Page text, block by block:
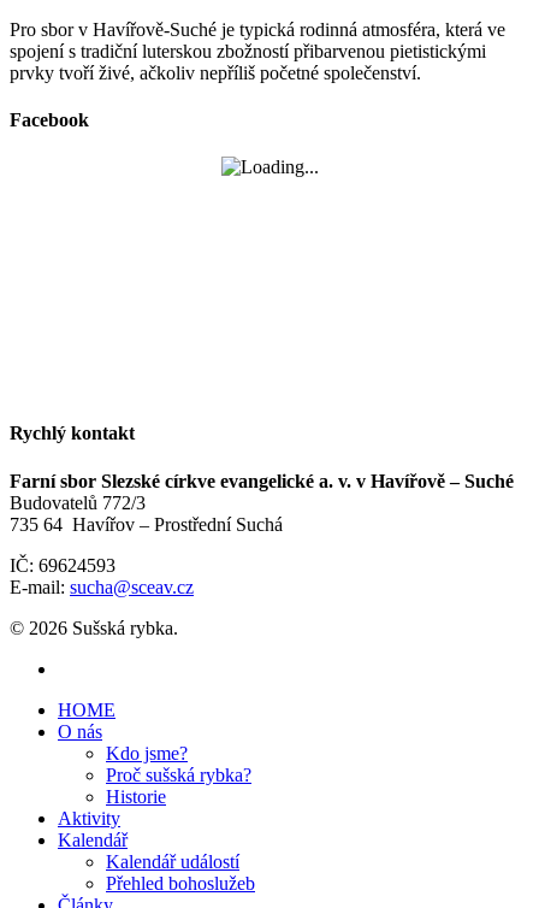
Pro sbor v Havířově-Suché je typická rodinná atmosféra, která ve
spojení s tradiční luterskou zbožností přibarvenou pietistickými
prvky tvoří živé, ačkoliv nepříliš početné společenství.
Facebook
Rychlý kontakt
Farní sbor Slezské církve evangelické a. v. v Havířově – Suché
Budovatelů 772/3
735 64 Havířov – Prostřední Suchá
IČ: 69624593
E-mail: sucha@sceav.cz
© 2026 Sušská rybka.
HOME
O nás
Kdo jsme?
Proč sušská rybka?
Historie
Aktivity
Kalendář
Kalendář událostí
Přehled bohoslužeb